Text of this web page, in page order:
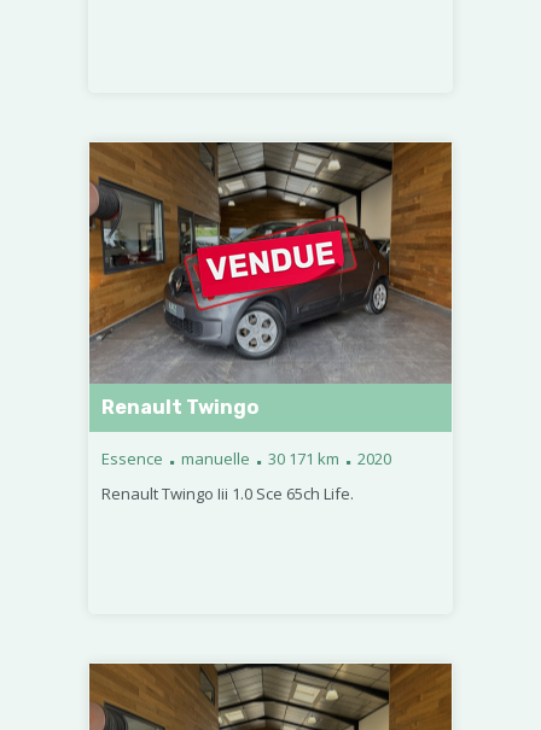
Renault Twingo
Essence . manuelle . 30 171 km . 2020
Renault Twingo Iii 1.0 Sce 65ch Life.